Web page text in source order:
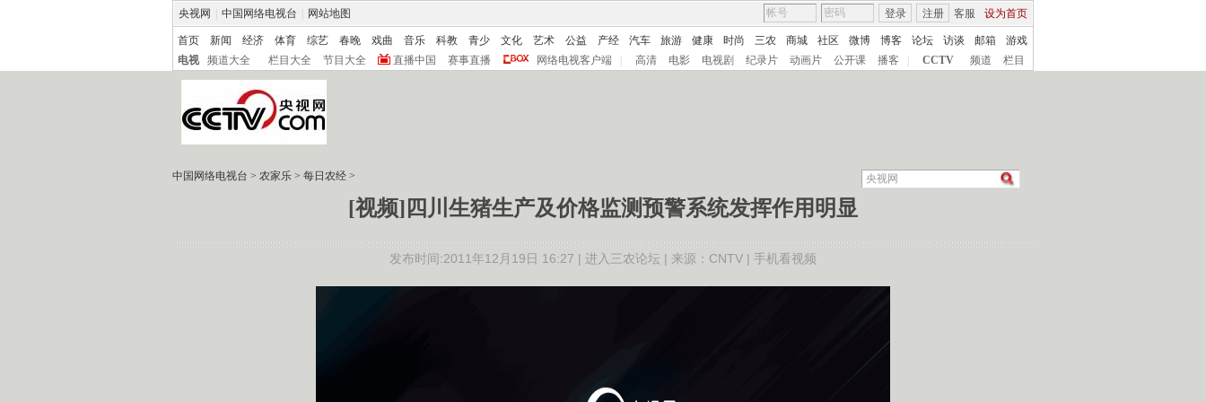
央视网 中国网络电视台 网站地图 客服 设为首页
登录 注册
首页 新闻 经济 体育 综艺 春晚 戏曲 音乐 科教 青少 文化 艺术 公益 产经 汽车 旅游 健康 时尚 三农 商城 社区 微博 博客 论坛 访谈 邮箱
游戏
电视
频道大全 栏目大全 节目大全 直播中国 赛事直播 网络电视客户端 高清 电影 电视剧 纪录片 动画片 公开课 播客 CCTV 频道 栏目
中国网络电视台 > 农家乐 > 每日农经 >
[视频]四川生猪生产及价格监测预警系统发挥作用明显
发布时间:2011年12月19日 16:27 | 进入三农论坛 | 来源：CNTV | 手机看视频